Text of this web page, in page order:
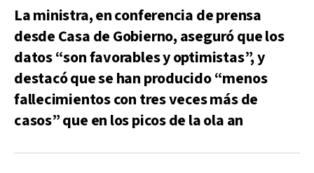
La ministra, en conferencia de prensa
desde Casa de Gobierno, aseguró que los
datos “son favorables y optimistas”, y
destacó que se han producido “menos
fallecimientos con tres veces más de
casos” que en los picos de la ola an